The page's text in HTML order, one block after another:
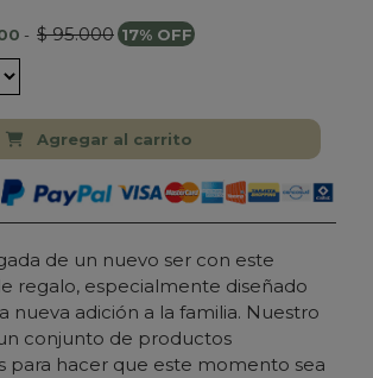
- $ 95.000 17% OFF
Agregar al carrito
de un nuevo ser con este
regalo, especialmente diseñado
nueva adición a la familia. Nuestro
conjunto de productos
para hacer que este momento sea